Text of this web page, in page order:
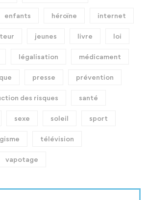
enfants héroïne internet
jeunes livre loi
légalisation médicament
presse prévention
des risques santé
sexe soleil sport
télévision
vapotage